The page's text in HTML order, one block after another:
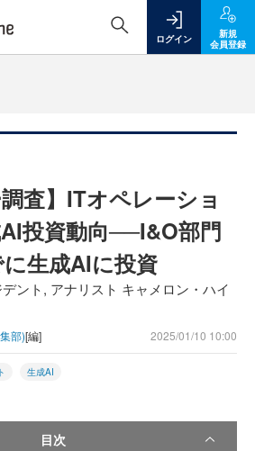
ログイン
新規
会員登録
調査】ITオペレーショ
投資動向──I&O部門
生成AIに投資
ント, アナリスト キャメロン・ハイ
部)[編] 2025/01/10 10:00
生成AI
目次